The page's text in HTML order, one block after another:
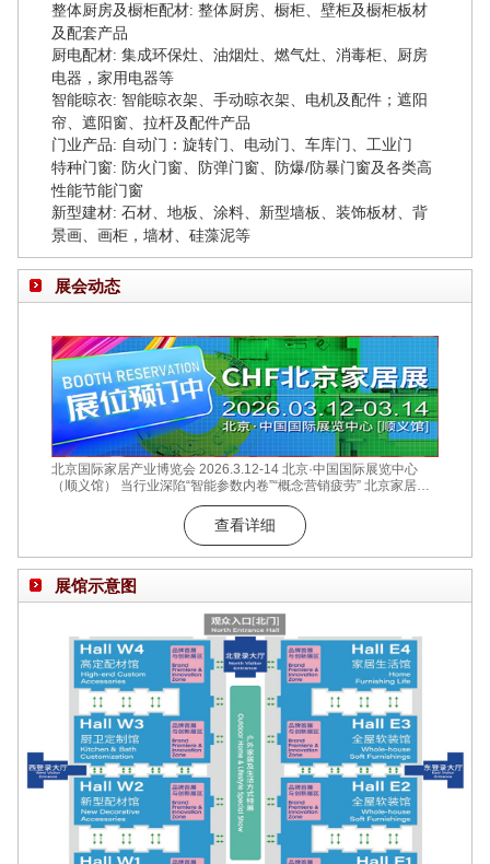
整体厨房及橱柜配材: 整体厨房、橱柜、壁柜及橱柜板材
及配套产品
厨电配材: 集成环保灶、油烟灶、燃气灶、消毒柜、厨房
电器，家用电器等
智能晾衣: 智能晾衣架、手动晾衣架、电机及配件；遮阳
帘、遮阳窗、拉杆及配件产品
门业产品: 自动门： 旋转门、 电动门、 车库门、工业门
特种门窗: 防火门窗、防弹门窗、防爆/防暴门窗及各类高
性能节能门窗
新型建材: 石材、地板、涂料、新型墙板、装饰板材、背
景画、画柜，墙材、硅藻泥等
展会动态
北京国际家居产业博览会 2026.3.12-14 北京·中国国际展览中心
（顺义馆） 当行业深陷“智能参数内卷”“概念营销疲劳” 北京家居展
选择回归商业的本质价值 12万㎡实景展区全面开放 15万+专业采购
商现场对接 数十场商贸对接会精准匹配 在这个数据至上的时代 我
们始终坚信 真正的商业价值 始于需求与供给的真诚对话 成于产品
展位成为
查看详细
展馆示意图